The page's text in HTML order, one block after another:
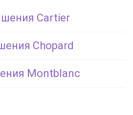
Cartier
Chopard
Montblanc